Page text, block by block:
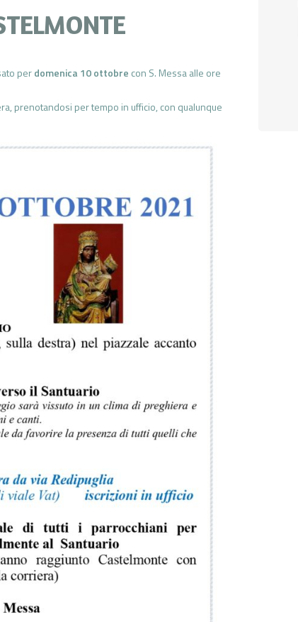
perdomenica 10 ottobre con S. Messa alle ore
prenotandosi per tempo in ufficio, con qualunque